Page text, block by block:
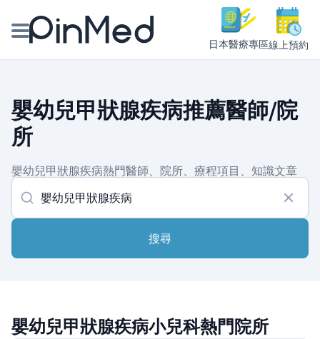
日本醫療專區線上預約
醫師專欄專訪
健康主題館
我是醫療人員
嬰幼兒甲狀腺疾病推薦醫師/院
所
嬰幼兒甲狀腺疾病熱門醫師、院所、療程項目、知識文章
搜尋
嬰幼兒甲狀腺疾病小兒科熱門院所